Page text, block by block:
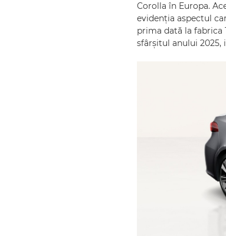
Corolla în Europa.
evidenția aspectul
prima dată la fabrica
sfârșitul anului 2025,